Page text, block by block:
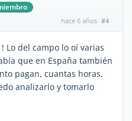
hace 6 años #4
Lo del campo lo oí varias
que en España también
pagan, cuantas horas,
analizarlo y tomarlo